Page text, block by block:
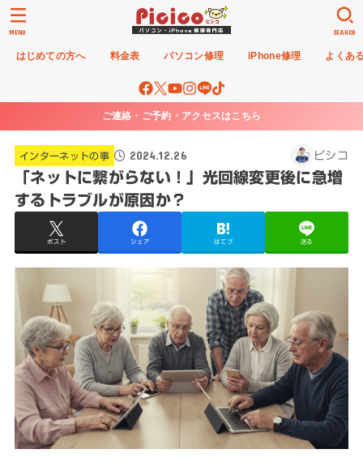
はじめての方へ 料金表 パソコン修理 iPhone修理 よくあ
SEARCH
MENU
ご連絡・ご予約・アクセスはこちら
インターネットの事 2024.12.26 ピシコ
「ネットに繋がらない！」光回線変更後に急増
するトラブルが原因か？
ポスト シェア はてブ 送る